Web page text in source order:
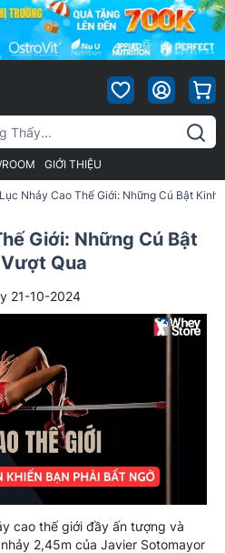
GIỚI THIỆU
Nhảy Cao Thế Giới: Những Cú Bật Kinh
Giới: Những Cú Bật
Qua
21-10-2024
cao thế giới đầy ấn tượng và
2,45m của Javier Sotomayor